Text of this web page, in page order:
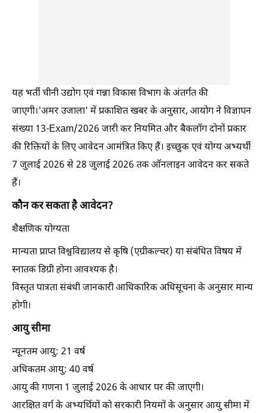
यह भर्ती चीनी उद्योग एवं गन्ना विकास विभाग के अंतर्गत की
जाएगी।'अमर उजाला' में प्रकाशित खबर के अनुसार, आयोग ने विज्ञापन
संख्या 13-Exam/2026 जारी कर नियमित और बैकलॉग दोनों प्रकार
की रिक्तियों के लिए आवेदन आमंत्रित किए हैं। इच्छुक एवं योग्य अभ्यर्थी
7 जुलाई 2026 से 28 जुलाई 2026 तक ऑनलाइन आवेदन कर सकते
हैं।
कौन कर सकता है आवेदन?
शैक्षणिक योग्यता
मान्यता प्राप्त विश्वविद्यालय से कृषि (एग्रीकल्चर) या संबंधित विषय में
स्नातक डिग्री होना आवश्यक है।
विस्तृत पात्रता संबंधी जानकारी आधिकारिक अधिसूचना के अनुसार मान्य
होगी।
आयु सीमा
न्यूनतम आयु: 21 वर्ष
अधिकतम आयु: 40 वर्ष
आयु की गणना 1 जुलाई 2026 के आधार पर की जाएगी।
आरक्षित वर्ग के अभ्यर्थियों को सरकारी नियमों के अनुसार आयु सीमा में